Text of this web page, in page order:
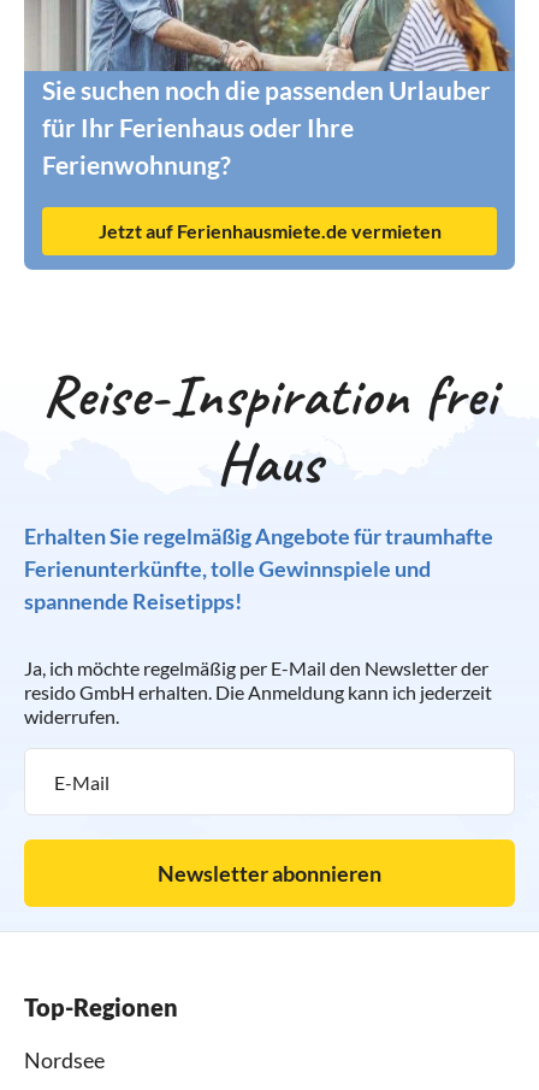
Sie suchen noch die passenden Urlauber
für Ihr Ferienhaus oder Ihre
Ferienwohnung?
Jetzt auf Ferienhausmiete.de vermieten
Reise-Inspiration frei
Haus
Erhalten Sie regelmäßig Angebote für traumhafte
Ferienunterkünfte, tolle Gewinnspiele und
spannende Reisetipps!
Ja, ich möchte regelmäßig per E-Mail den Newsletter der
resido GmbH erhalten. Die Anmeldung kann ich jederzeit
widerrufen.
Newsletter abonnieren
Top-Regionen
Nordsee